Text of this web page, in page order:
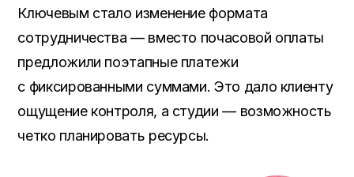
Ключевым стало изменение формата
сотрудничества — вместо почасовой оплаты
предложили поэтапные платежи
с фиксированными суммами. Это дало клиенту
ощущение контроля, а студии — возможность
четко планировать ресурсы.